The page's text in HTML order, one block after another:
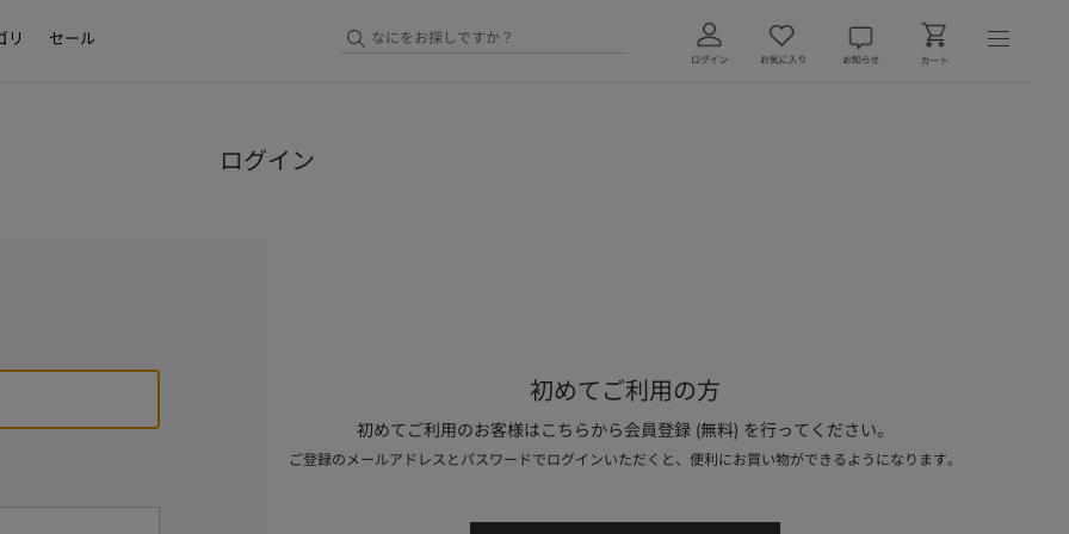
リ セール
ログイン
初めてご利用の方
初めてご利用のお客様はこちらから会員登録 (無料) を行ってください。
ご登録のメールアドレスとパスワードでログインいただくと、便利にお買い物ができるようになります。